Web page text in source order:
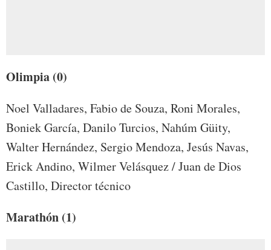
Olimpia (0)
Noel Valladares, Fabio de Souza, Roni Morales,
Boniek García, Danilo Turcios, Nahúm Güity,
Walter Hernández, Sergio Mendoza, Jesús Navas,
Erick Andino, Wilmer Velásquez / Juan de Dios
Castillo, Director técnico
Marathón (1)